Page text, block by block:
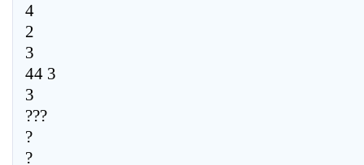
4
2
3
44 3
3
???
?
?